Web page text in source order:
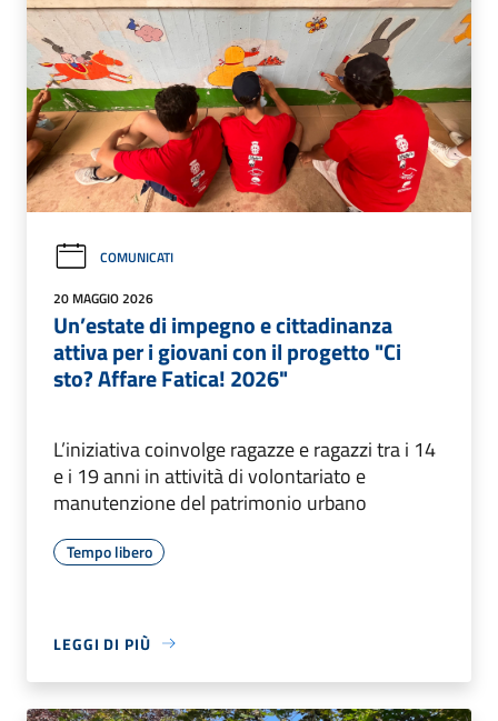
COMUNICATI
20 MAGGIO 2026
Un’estate di impegno e cittadinanza
attiva per i giovani con il progetto "Ci
sto? Affare Fatica! 2026"
L’iniziativa coinvolge ragazze e ragazzi tra i 14
e i 19 anni in attività di volontariato e
manutenzione del patrimonio urbano
Tempo libero
LEGGI DI PIÙ